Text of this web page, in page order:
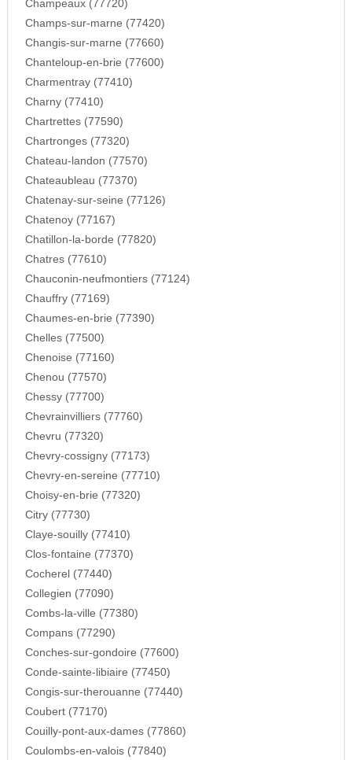
Champeaux (77720)
Champs-sur-marne (77420)
Changis-sur-marne (77660)
Chanteloup-en-brie (77600)
Charmentray (77410)
Charny (77410)
Chartrettes (77590)
Chartronges (77320)
Chateau-landon (77570)
Chateaubleau (77370)
Chatenay-sur-seine (77126)
Chatenoy (77167)
Chatillon-la-borde (77820)
Chatres (77610)
Chauconin-neufmontiers (77124)
Chauffry (77169)
Chaumes-en-brie (77390)
Chelles (77500)
Chenoise (77160)
Chenou (77570)
Chessy (77700)
Chevrainvilliers (77760)
Chevru (77320)
Chevry-cossigny (77173)
Chevry-en-sereine (77710)
Choisy-en-brie (77320)
Citry (77730)
Claye-souilly (77410)
Clos-fontaine (77370)
Cocherel (77440)
Collegien (77090)
Combs-la-ville (77380)
Compans (77290)
Conches-sur-gondoire (77600)
Conde-sainte-libiaire (77450)
Congis-sur-therouanne (77440)
Coubert (77170)
Couilly-pont-aux-dames (77860)
Coulombs-en-valois (77840)